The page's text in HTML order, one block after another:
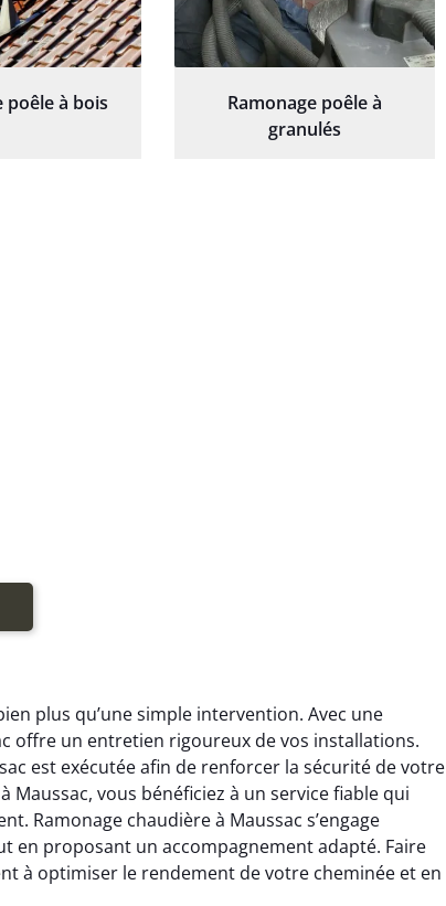
poêle à bois
Ramonage poêle à
granulés
plus qu’une simple intervention. Avec une
offre un entretien rigoureux de vos installations.
est exécutée afin de renforcer la sécurité de votre
vous bénéficiez à un service fiable qui
Ramonage chaudière à Maussac s’engage
en proposant un accompagnement adapté. Faire
à optimiser le rendement de votre cheminée et en